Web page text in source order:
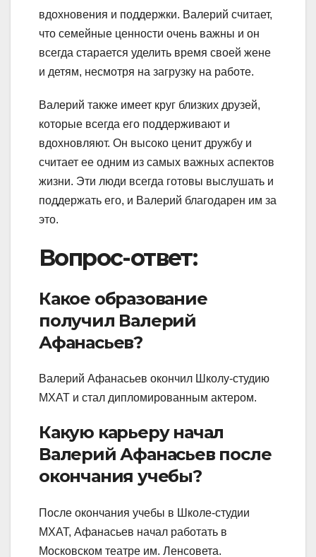
вдохновения и поддержки. Валерий считает,
что семейные ценности очень важны и он
всегда старается уделить время своей жене
и детям, несмотря на загрузку на работе.
Валерий также имеет круг близких друзей,
которые всегда его поддерживают и
вдохновляют. Он высоко ценит дружбу и
считает ее одним из самых важных аспектов
жизни. Эти люди всегда готовы выслушать и
поддержать его, и Валерий благодарен им за
это.
Вопрос-ответ:
Какое образование
получил Валерий
Афанасьев?
Валерий Афанасьев окончил Школу-студию
МХАТ и стал дипломированным актером.
Какую карьеру начал
Валерий Афанасьев после
окончания учебы?
После окончания учебы в Школе-студии
МХАТ, Афанасьев начал работать в
Московском театре им. Ленсовета.